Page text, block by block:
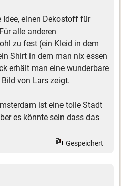
Idee, einen Dekostoff für
alle anderen
zu fest (ein Kleid in dem
Shirt in dem man nix essen
erhält man eine wunderbare
von Lars zeigt.
ist eine tolle Stadt
es könnte sein dass das
Gespeichert